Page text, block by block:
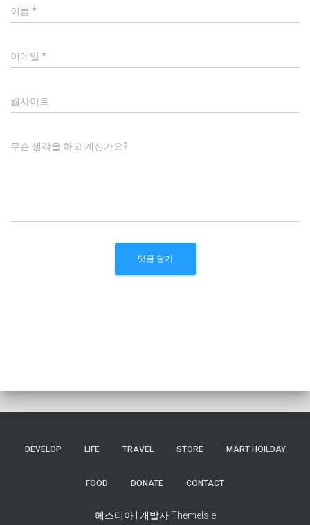
이름 *
이메일 *
웹사이트
무슨 생각을 하고 계신가요?
DEVELOP LIFE TRAVEL STORE MART HOILDAY
FOOD DONATE CONTACT
헤스티아 | 개발자ThemeIsle